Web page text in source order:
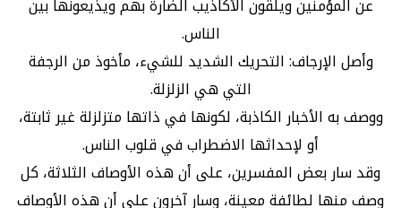
عن المؤمنين ويلقون الأكاذيب الضارة بهم ويذيعونها بين
الناس.
وأصل الإرجاف: التحريك الشديد للشيء، مأخوذ من الرجفة
التي هي الزلزلة.
ووصف به الأخبار الكاذبة، لكونها في ذاتها متزلزلة غير ثابتة،
أو لإحداثها الاضطراب في قلوب الناس.
وقد سار بعض المفسرين، على أن هذه الأوصاف الثلاثة، كل
وصف منها لطائفة معينة، وسار آخرون على أن هذه الأوصاف